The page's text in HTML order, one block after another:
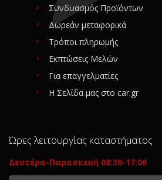
Συνδυασμός Προϊόντων
Δωρεάν μεταφορικά
Τρόποι πληρωμής
Εκπτώσεις Μελών
Για επαγγελματίες
Η Σελίδα μας στο car.gr
Ώρες λειτουργίας καταστήματος
Δευτέρα-Παρασκευή 08:30-17:00